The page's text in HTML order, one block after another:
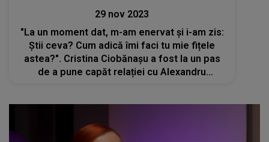
29 nov 2023
"La un moment dat, m-am enervat și i-am zis:
Știi ceva? Cum adică îmi faci tu mie fițele
astea?". Cristina Ciobănașu a fost la un pas
de a pune capăt relației cu Alexandru